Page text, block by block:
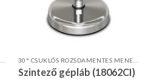
Szintező gépláb (18062CI)